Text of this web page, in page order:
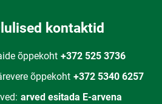
kontaktid
õppekoht +372 525 3736
õppekoht +372 5340 6257
arved esitada E-arvena